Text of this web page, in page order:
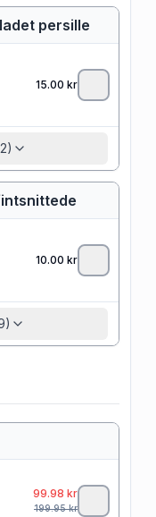
persille
15.00 kr
10.00 kr
99.98 kr
199.95kr